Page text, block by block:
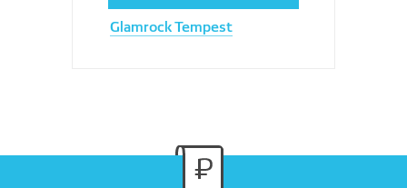
Glamrock Tempest